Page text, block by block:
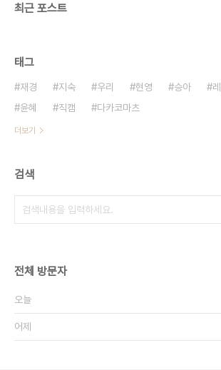
최근 포스트
태그
재경 지숙 우리 현영 승아
윤혜
직캠 다카코마츠
더보기
검색
전체 방문자
오늘
어제